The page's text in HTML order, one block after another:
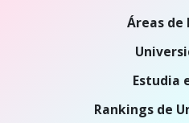
Áreas de
Estudia
Rankings de